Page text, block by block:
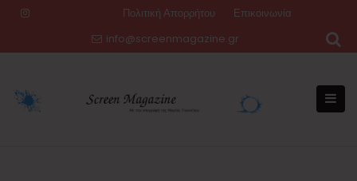
Πολιτική Απορρήτου
Επικοινωνία
info@screenmagazine.gr